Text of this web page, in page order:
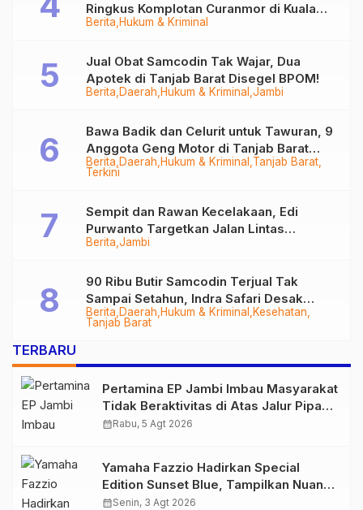
Berita Hukum & Kriminal
Ringkus Komplotan Curanmor di Kuala
Tungkal
Berita Daerah Hukum & Kriminal Jambi
Jual Obat Samcodin Tak Wajar, Dua
Apotek di Tanjab Barat Disegel BPOM!
Berita Daerah Hukum & Kriminal Tanjab Barat
Terkini
Bawa Badik dan Celurit untuk Tawuran, 9
Anggota Geng Motor di Tanjab Barat
Diringkus
Berita Jambi
Sempit dan Rawan Kecelakaan, Edi
Purwanto Targetkan Jalan Lintas
Tungkal-Jambi Mulus di 2028
Berita Daerah Hukum & Kriminal
Kesehatan
Tanjab Barat
90 Ribu Butir Samcodin Terjual Tak
Sampai Setahun, Indra Safari Desak
Audit Menyeluruh
TERBARU
Pertamina EP Jambi Imbau Masyarakat
Tidak Beraktivitas di Atas Jalur Pipa
Migas Demi Keselamatan Bersama
calendar_monthRabu, 5 Agt 2026
Yamaha Fazzio Hadirkan Special
Edition Sunset Blue, Tampilkan Nuansa
Retro Summer yang Semakin Skena
calendar_monthSenin, 3 Agt 2026